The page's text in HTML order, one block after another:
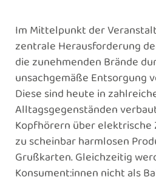
Im Mittelpunkt der
zentrale Herausforderung
die zunehmenden Brände
unsachgemäße Entsorgung
Diese sind heute in
Alltagsgegenständen
Kopfhörern über elektrische
zu scheinbar harmlosen
Grußkarten. Gleichzeitig
Konsument:innen nicht als